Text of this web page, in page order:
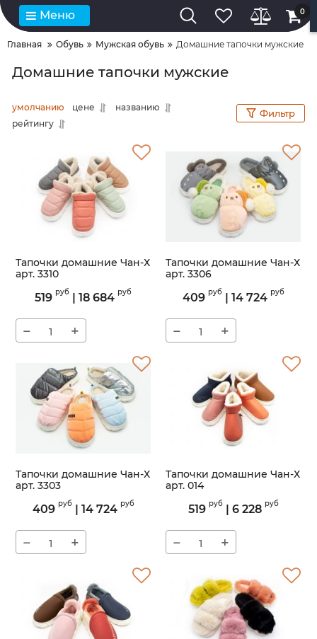
Меню 0
Главная Обувь Мужская обувь Домашние тапочки мужские
Домашние тапочки мужские
умолчанию цене
названию
рейтингу
Фильтр
Тапочки домашние Чан-Х
арт. 3310
3310
519 руб | 18 684 руб
− +
Тапочки домашние Чан-Х
арт. 3306
3306
409 руб| 14 724 руб
− +
Тапочки домашние Чан-Х
арт. 3303
3303
409 руб| 14 724 руб
− +
Тапочки домашние Чан-Х
арт. 014
519 руб| 6 228 руб
− +